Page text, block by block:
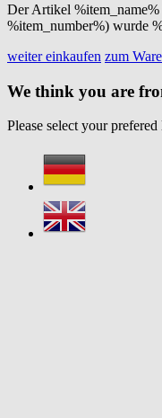
Der Artikel
%item_number%) wurde
weiter einkaufen zum
We think you are
Please select your prefered